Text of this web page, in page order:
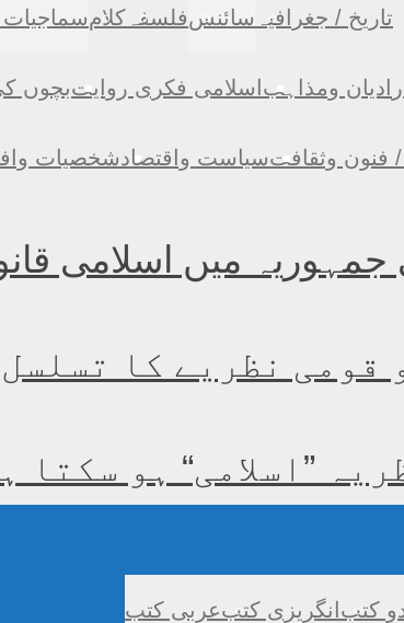
تاریخ / جغرافیہ سائنسفلسفہ کلام
ادیان ومذاہب اسلامی فکری روایتبچوں
فنون وثقافتسیاست واقتصادشخصیات
جمہوریہ میں اسلامی
قومی نظریے کا
”اسلامی“ ہو سکتا
کتب انگریزی کتبعربی کتب